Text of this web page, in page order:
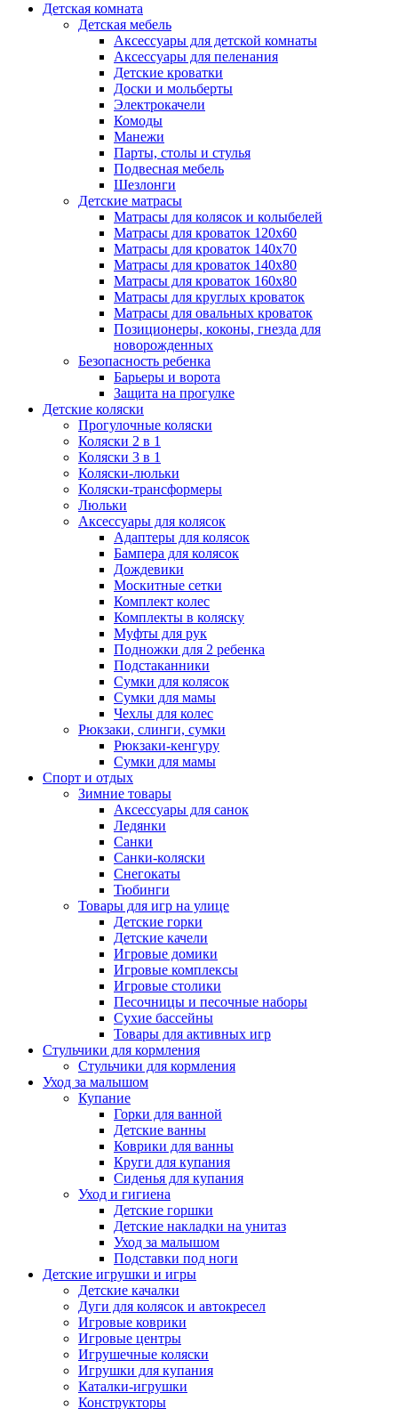
Детская комната
Детская мебель
Аксессуары для детской комнаты
Аксессуары для пеленания
Детские кроватки
Доски и мольберты
Электрокачели
Комоды
Манежи
Парты, столы и стулья
Подвесная мебель
Шезлонги
Детские матрасы
Матрасы для колясок и колыбелей
Матрасы для кроваток 120х60
Матрасы для кроваток 140х70
Матрасы для кроваток 140х80
Матрасы для кроваток 160х80
Матрасы для круглых кроваток
Матрасы для овальных кроваток
Позиционеры, коконы, гнезда для
новорожденных
Безопасность ребенка
Барьеры и ворота
Защита на прогулке
Детские коляски
Прогулочные коляски
Коляски 2 в 1
Коляски 3 в 1
Коляски-люльки
Коляски-трансформеры
Люльки
Аксессуары для колясок
Адаптеры для колясок
Бампера для колясок
Дождевики
Москитные сетки
Комплект колес
Комплекты в коляску
Муфты для рук
Подножки для 2 ребенка
Подстаканники
Сумки для колясок
Сумки для мамы
Чехлы для колес
Рюкзаки, слинги, сумки
Рюкзаки-кенгуру
Сумки для мамы
Спорт и отдых
Зимние товары
Аксессуары для санок
Ледянки
Санки
Санки-коляски
Снегокаты
Тюбинги
Товары для игр на улице
Детские горки
Детские качели
Игровые домики
Игровые комплексы
Игровые столики
Песочницы и песочные наборы
Сухие бассейны
Товары для активных игр
Стульчики для кормления
Стульчики для кормления
Уход за малышом
Купание
Горки для ванной
Детские ванны
Коврики для ванны
Круги для купания
Сиденья для купания
Уход и гигиена
Детские горшки
Детские накладки на унитаз
Уход за малышом
Подставки под ноги
Детские игрушки и игры
Детские качалки
Дуги для колясок и автокресел
Игровые коврики
Игровые центры
Игрушечные коляски
Игрушки для купания
Каталки-игрушки
Конструкторы